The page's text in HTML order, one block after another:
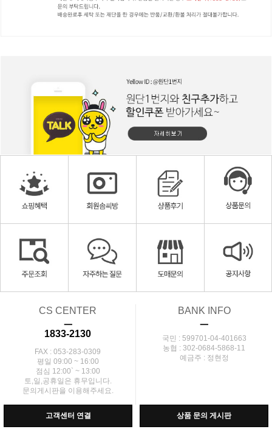
CS CENTER
ㅡ
1833-2130
FAX : 053-283-0309
평일 09:00 ~ 16:00
점심 12:00` ~ 13:00
토,일,공휴일은 휴무입니다.
문의게시판을 이용해주세요.
BANK INFO
ㅡ
국민 : 599701-04-401663
농협 : 302-0684-5868-11
예금주 : 정현정
고객센터 연결 상품 문의 게시판